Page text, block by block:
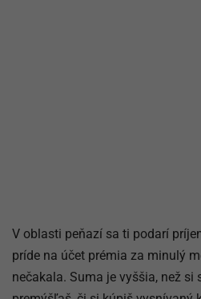
V oblasti peňazí sa ti podarí
príde na účet prémia za minulý
nečakala. Suma je vyššia, než si